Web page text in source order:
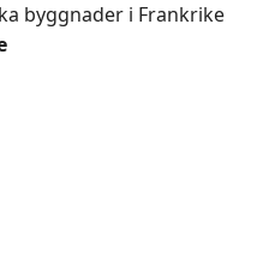
byggnader i Frankrike